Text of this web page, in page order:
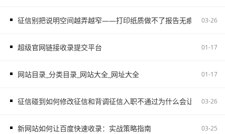
征信别把说明空间越弄越窄——打印纸质做不了报告无痕PS修改和
03-26
超级官网链接收录提交平台 01-17
网站目录_分类目录_网站大全_网址大全 01-17
征信碰到如何修改征信和背调征信入职不通过为什么会让自己更被
03-26
新网站如何让百度快速收录：实战策略指南 03-25